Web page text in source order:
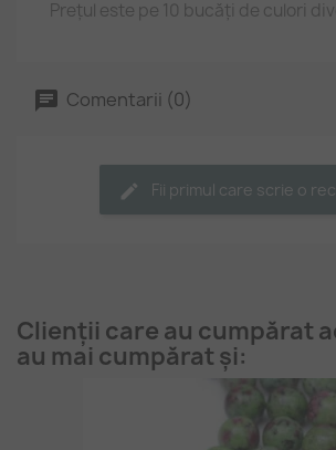
Prețul este pe 10 bucăți de culori
Comentarii (0)
Fii primul care scrie o
Clienții care au cumpărat
au mai cumpărat și: